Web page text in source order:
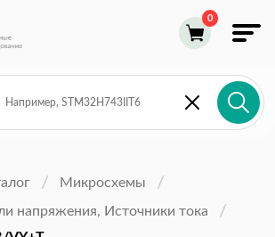
Микросхемы
напряжения, Источники тока